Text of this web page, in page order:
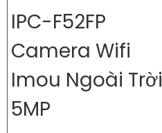
IPC-F52FP
Camera Wifi
Imou Ngoài Trời
5MP